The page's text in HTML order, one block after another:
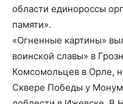
области единороссы
памяти».
«Огненные картины»
воинской славы» в
Комсомольцев в Орле,
Сквере Победы у